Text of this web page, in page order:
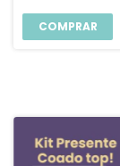
COMPRAR